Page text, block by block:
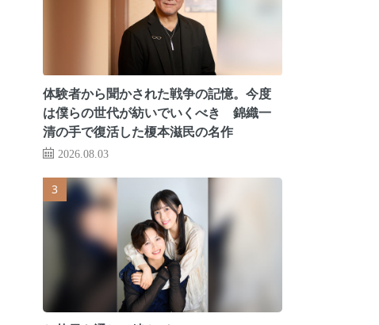
体験者から聞かされた戦争の記憶。今度
は僕らの世代が紡いでいくべき 錦織一
清の手で復活した榎本滋民の名作
2026.08.03